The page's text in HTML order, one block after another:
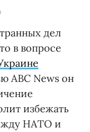
дел
в вопросе
ABC News он
избежать
НАТО и